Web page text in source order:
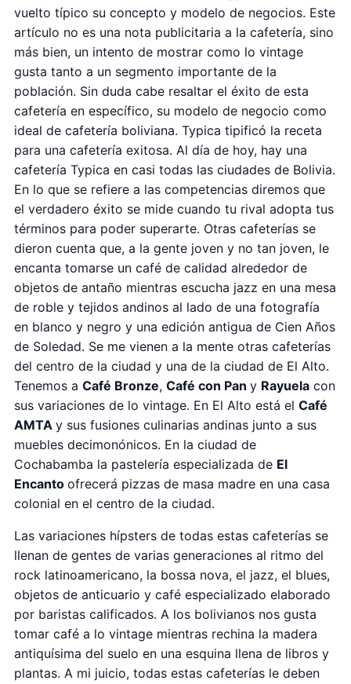
vuelto típico su concepto y modelo de negocios. Este
artículo no es una nota publicitaria a la cafetería, sino
más bien, un intento de mostrar como lo vintage
gusta tanto a un segmento importante de la
población. Sin duda cabe resaltar el éxito de esta
cafetería en específico, su modelo de negocio como
ideal de cafetería boliviana. Typica tipificó la receta
para una cafetería exitosa. Al día de hoy, hay una
cafetería Typica en casi todas las ciudades de Bolivia.
En lo que se refiere a las competencias diremos que
el verdadero éxito se mide cuando tu rival adopta tus
términos para poder superarte. Otras cafeterías se
dieron cuenta que, a la gente joven y no tan joven, le
encanta tomarse un café de calidad alrededor de
objetos de antaño mientras escucha jazz en una mesa
de roble y tejidos andinos al lado de una fotografía
en blanco y negro y una edición antigua de Cien Años
de Soledad. Se me vienen a la mente otras cafeterías
del centro de la ciudad y una de la ciudad de El Alto.
Tenemos a Café Bronze, Café con Pan y Rayuelacon
sus variaciones de lo vintage. En El Alto está el Café
AMTA y sus fusiones culinarias andinas junto a sus
muebles decimonónicos. En la ciudad de
Cochabamba la pastelería especializada de El
Encanto ofrecerá pizzas de masa madre en una casa
colonial en el centro de la ciudad.
Las variaciones hípsters de todas estas cafeterías se
llenan de gentes de varias generaciones al ritmo del
rock latinoamericano, la bossa nova, el jazz, el blues,
objetos de anticuario y café especializado elaborado
por baristas calificados. A los bolivianos nos gusta
tomar café a lo vintage mientras rechina la madera
antiquísima del suelo en una esquina llena de libros y
plantas. A mi juicio, todas estas cafeterías le deben